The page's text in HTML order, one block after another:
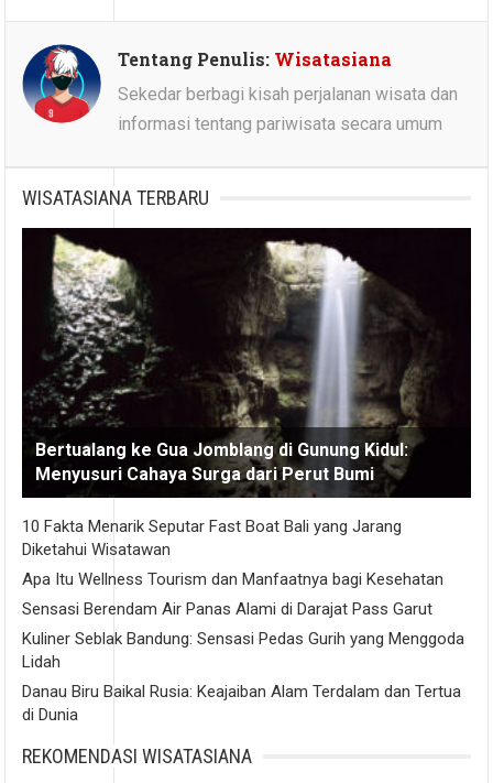
Tentang Penulis: Wisatasiana
Sekedar berbagi kisah perjalanan wisata dan
informasi tentang pariwisata secara umum
WISATASIANA TERBARU
Bertualang ke Gua Jomblang di Gunung Kidul:
Menyusuri Cahaya Surga dari Perut Bumi
10 Fakta Menarik Seputar Fast Boat Bali yang Jarang
Diketahui Wisatawan
Apa Itu Wellness Tourism dan Manfaatnya bagi Kesehatan
Sensasi Berendam Air Panas Alami di Darajat Pass Garut
Kuliner Seblak Bandung: Sensasi Pedas Gurih yang Menggoda
Lidah
Danau Biru Baikal Rusia: Keajaiban Alam Terdalam dan Tertua
di Dunia
REKOMENDASI WISATASIANA